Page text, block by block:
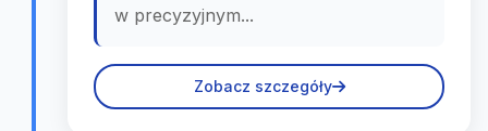
w precyzyjnym...
Zobacz szczegóły